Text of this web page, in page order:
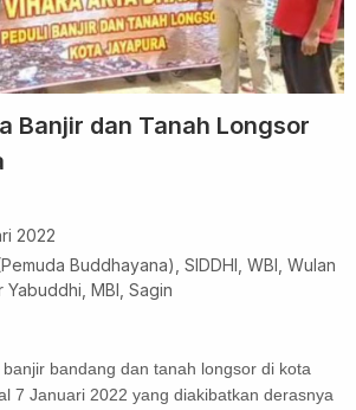
Banjir dan Tanah Longsor
2022
Buddhayana), SIDDHI, WBI, Wulan
MBI, Sagin
bandang dan tanah longsor di kota
7 Januari 2022 yang diakibatkan derasnya